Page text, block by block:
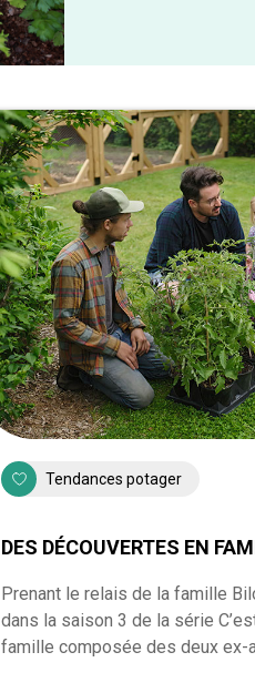
Tendances potager
DES DÉCOUVERTES EN
Prenant le relais de la famille
dans la saison 3 de la série
famille composée des deux ex-